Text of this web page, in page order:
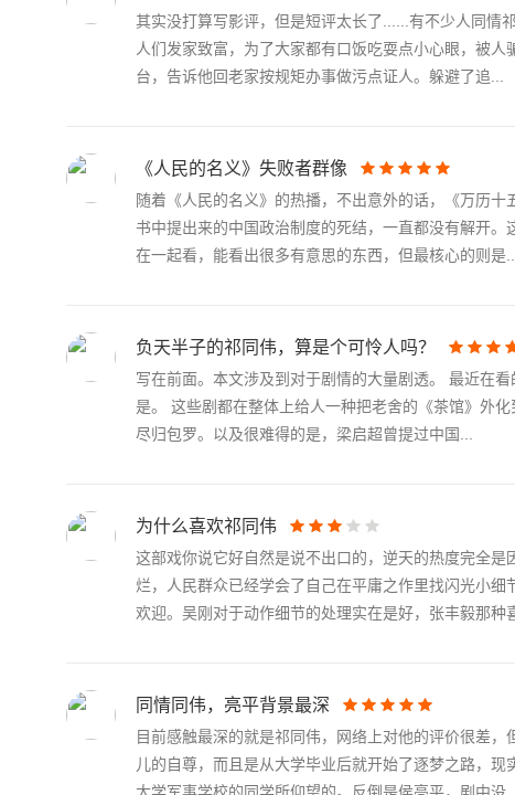
其实没打算写影评，但是短评太长了......有不少人同情
人们发家致富，为了大家都有口饭吃耍点小心眼，被
台，告诉他回老家按规矩办事做污点证人。躲避了追...
《人民的名义》失败者群像
随着《人民的名义》的热播，不出意外的话，《万历
书中提出来的中国政治制度的死结，一直都没有解开
在一起看，能看出很多有意思的东西，但最核心的则是...
负天半子的祁同伟，算是个可怜人吗？
写在前面。本文涉及到对于剧情的大量剧透。 最近在
是。 这些剧都在整体上给人一种把老舍的《茶馆》外
尽归包罗。以及很难得的是，梁启超曾提过中国...
为什么喜欢祁同伟
这部戏你说它好自然是说不出口的，逆天的热度完全
烂，人民群众已经学会了自己在平庸之作里找闪光小
欢迎。吴刚对于动作细节的处理实在是好，张丰毅那种
同情同伟，亮平背景最深
目前感触最深的就是祁同伟，网络上对他的评价很差
儿的自尊，而且是从大学毕业后就开始了逐梦之路，